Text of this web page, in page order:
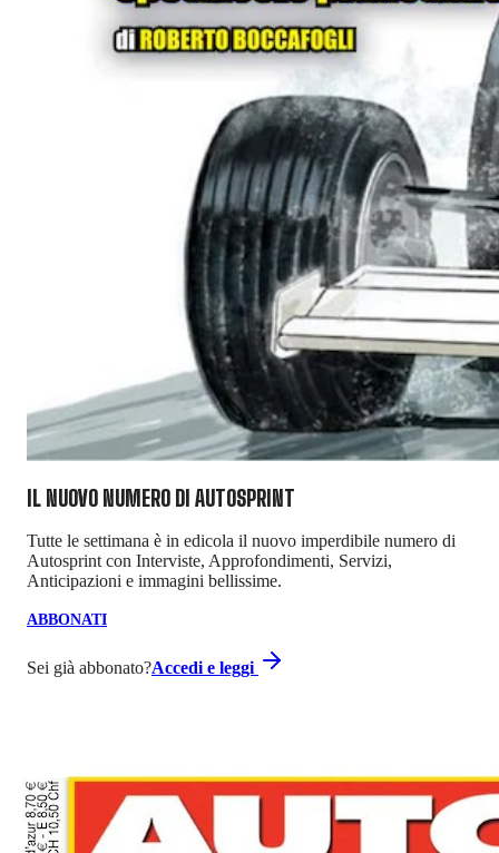
IL NUOVO NUMERO DI AUTOSPRINT
Tutte le settimana è in edicola il nuovo imperdibile numero di
Autosprint con Interviste, Approfondimenti, Servizi,
Anticipazioni e immagini bellissime.
ABBONATI
Sei già abbonato?Accedi e leggi